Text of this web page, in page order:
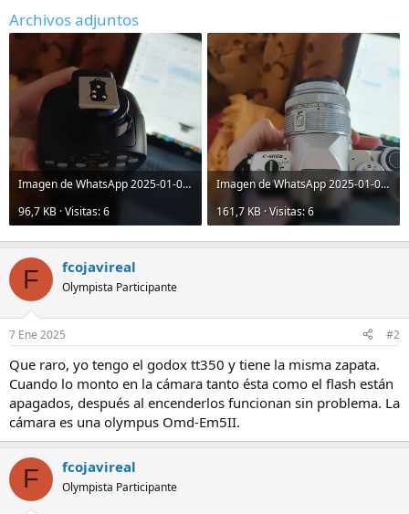
Archivos adjuntos
Imagen de WhatsApp 2025-01-07 a las 16.25.21_204fca26.jpg
96,7 KB · Visitas: 6
Imagen de WhatsApp 2025-01-07 a las 16.25.22_4a7132ff.jpg
161,7 KB · Visitas: 6
F fcojavireal
Olympista Participante
7 Ene 2025 #2
Que raro, yo tengo el godox tt350 y tiene la misma zapata.
Cuando lo monto en la cámara tanto ésta como el flash están
apagados, después al encenderlos funcionan sin problema. La
cámara es una olympus Omd-Em5II.
F fcojavireal
Olympista Participante